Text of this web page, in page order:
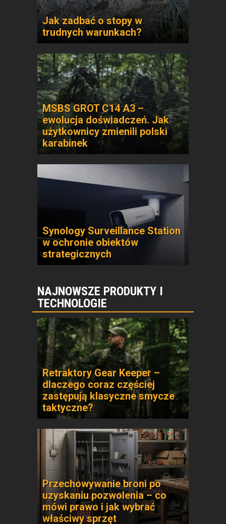
Jak zadbać o stopy w
trudnych warunkach?
MSBS GROT C14 A3 –
ewolucja doświadczeń. Jak
użytkownicy zmienili polski
karabinek
Synology Surveillance Station
w ochronie obiektów
strategicznych
NAJNOWSZE PRODUKTY I
TECHNOLOGIE
Retraktory Gear Keeper –
dlaczego coraz częściej
zastępują klasyczne smycze
taktyczne?
Przechowywanie broni po
uzyskaniu pozwolenia – co
mówi prawo i jak wybrać
właściwy sprzęt